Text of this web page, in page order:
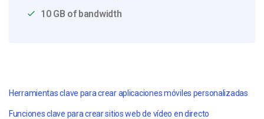
10 GB of bandwidth
Herramientas clave para crear aplicaciones móviles personalizadas
Funciones clave para crear sitios web de vídeo en directo